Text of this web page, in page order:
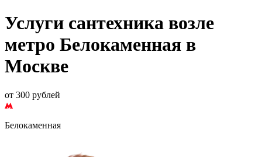
Услуги сантехника возле
метро Белокаменная в
Москве
от 300 рублей
Белокаменная